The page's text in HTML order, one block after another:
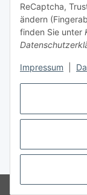
ReCaptcha,
ändern
finden Sie unter
Impressum
Buchhaltung:
A-3354 Wolfsbach
+43747782730
shop@krippen-
www.krippen-
* Alle Preise inkl.